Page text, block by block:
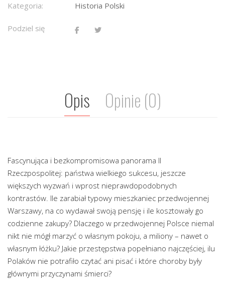
Kategoria: Historia Polski
Podziel się
Opis Opinie (0)
Fascynująca i bezkompromisowa panorama II
Rzeczpospolitej: państwa wielkiego sukcesu, jeszcze
większych wyzwań i wprost nieprawdopodobnych
kontrastów. Ile zarabiał typowy mieszkaniec przedwojennej
Warszawy, na co wydawał swoją pensję i ile kosztowały go
codzienne zakupy? Dlaczego w przedwojennej Polsce niemal
nikt nie mógł marzyć o własnym pokoju, a miliony – nawet o
własnym łóżku? Jakie przestępstwa popełniano najczęściej, ilu
Polaków nie potrafiło czytać ani pisać i które choroby były
głównymi przyczynami śmierci?